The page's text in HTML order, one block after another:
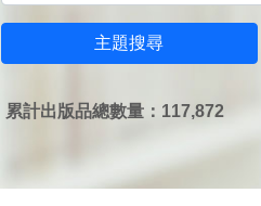
主題搜尋
累計出版品總數量：117,872